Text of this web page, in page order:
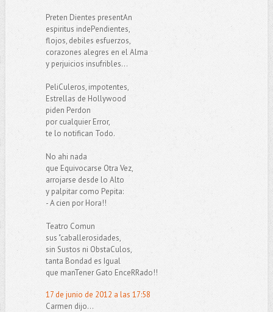
Preten Dientes presentAn
espiritus indePendientes,
flojos, debiles esfuerzos,
corazones alegres en el Alma
y perjuicios insufribles...
PeliCuleros, impotentes,
Estrellas de Hollywood
piden Perdon
por cualquier Error,
te lo notifican Todo.
No ahi nada
que Equivocarse Otra Vez,
arrojarse desde lo Alto
y palpitar como Pepita:
- A cien por Hora!!
Teatro Comun
sus "caballerosidades,
sin Sustos ni ObstaCulos,
tanta Bondad es Igual
que manTener Gato EnceRRado!!
17 de junio de 2012 a las 17:58
Carmen dijo...